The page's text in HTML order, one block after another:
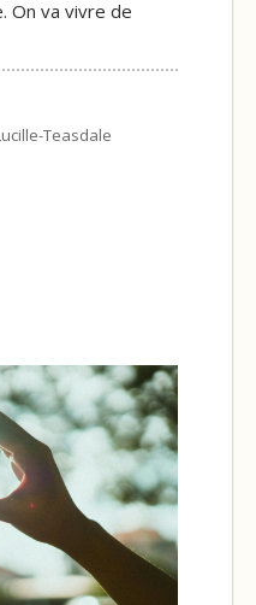
On va vivre de
Teasdale